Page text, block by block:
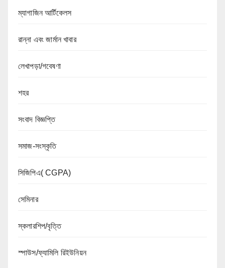
ম্যাগাজিন আর্টিকেলস
রান্না এবং জার্মান খাবার
লেখাপড়া/গবেষণা
শহর
সংবাদ বিজ্ঞপ্তি
সমাজ-সংস্কৃতি
সিজিপিএ( CGPA)
সেমিনার
স্কলারশিপ/বৃত্তি
স্পাউস/ফ্যামিলি রিইউনিয়ন